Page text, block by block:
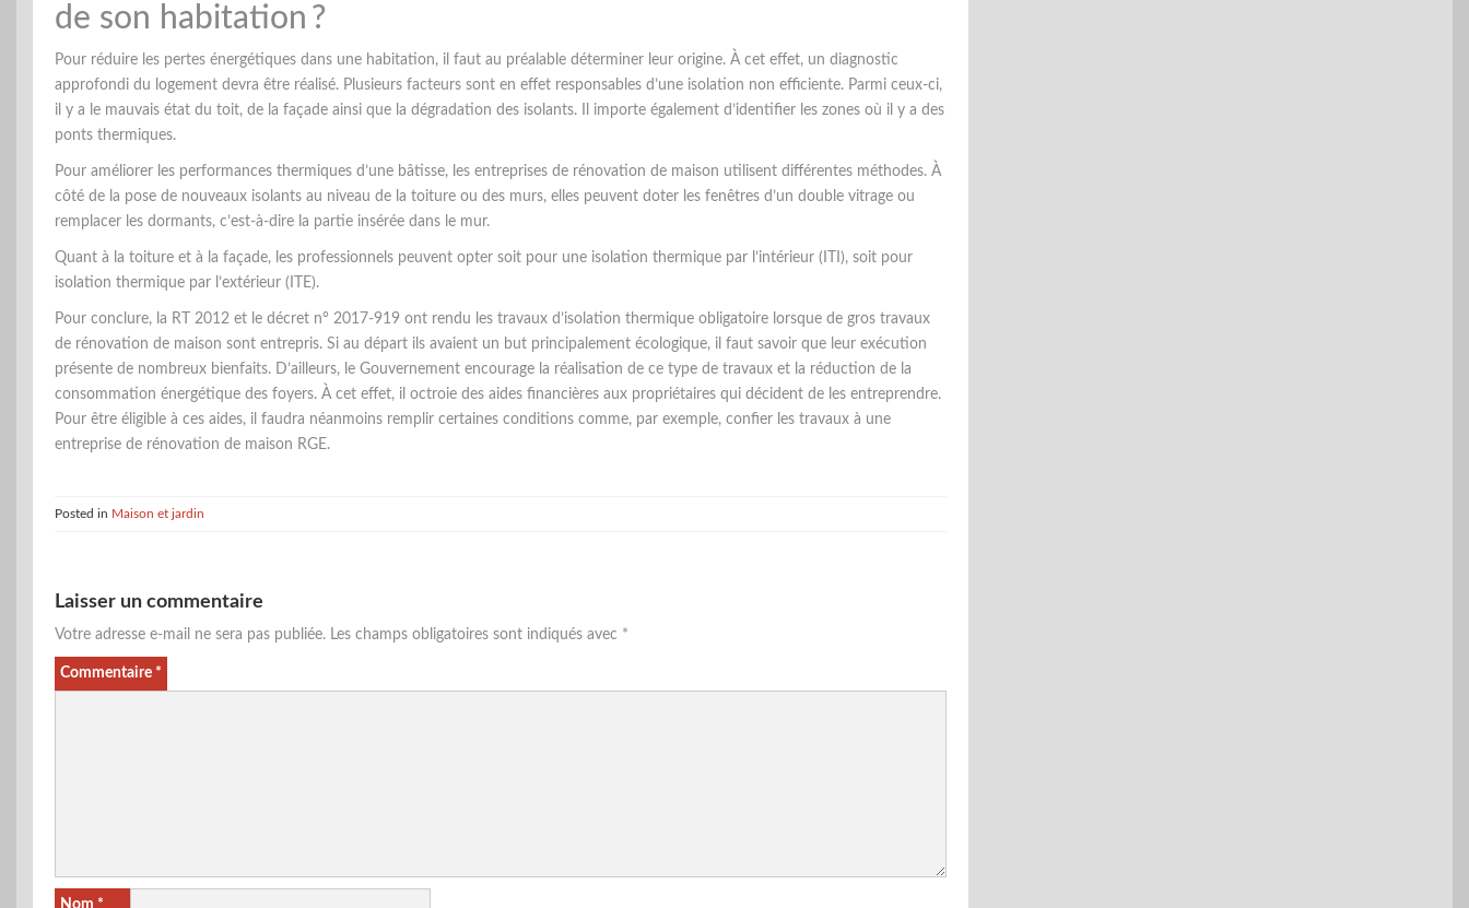
de son habitation ?
Pour réduire les pertes énergétiques dans une habitation, il faut au préalable déterminer leur origine. À cet effet, un diagnostic
approfondi du logement devra être réalisé. Plusieurs facteurs sont en effet responsables d’une isolation non efficiente. Parmi ceux-ci,
il y a le mauvais état du toit, de la façade ainsi que la dégradation des isolants. Il importe également d’identifier les zones où il y a des
ponts thermiques.
Pour améliorer les performances thermiques d’une bâtisse, les entreprises de rénovation de maison utilisent différentes méthodes. À
côté de la pose de nouveaux isolants au niveau de la toiture ou des murs, elles peuvent doter les fenêtres d’un double vitrage ou
remplacer les dormants, c’est-à-dire la partie insérée dans le mur.
Quant à la toiture et à la façade, les professionnels peuvent opter soit pour une isolation thermique par l’intérieur (ITI), soit pour
isolation thermique par l’extérieur (ITE).
Pour conclure, la RT 2012 et le décret n° 2017-919 ont rendu les travaux d’isolation thermique obligatoire lorsque de gros travaux
de rénovation de maison sont entrepris. Si au départ ils avaient un but principalement écologique, il faut savoir que leur exécution
présente de nombreux bienfaits. D’ailleurs, le Gouvernement encourage la réalisation de ce type de travaux et la réduction de la
consommation énergétique des foyers. À cet effet, il octroie des aides financières aux propriétaires qui décident de les entreprendre.
Pour être éligible à ces aides, il faudra néanmoins remplir certaines conditions comme, par exemple, confier les travaux à une
entreprise de rénovation de maison RGE.
Posted in Maison et jardin
Laisser un commentaire
Votre adresse e-mail ne sera pas publiée. Les champs obligatoires sont indiqués avec *
Commentaire *
Nom *